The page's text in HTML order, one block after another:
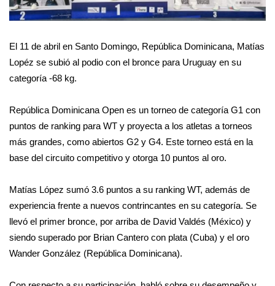
El 11 de abril en Santo Domingo, República Dominicana, Matías
Lopéz se subió al podio con el bronce para Uruguay en su
categoría -68 kg.
República Dominicana Open es un torneo de categoría G1 con
puntos de ranking para WT y proyecta a los atletas a torneos
más grandes, como abiertos G2 y G4. Este torneo está en la
base del circuito competitivo y otorga 10 puntos al oro.
Matías López sumó 3.6 puntos a su ranking WT, además de
experiencia frente a nuevos contrincantes en su categoría. Se
llevó el primer bronce, por arriba de David Valdés (México) y
siendo superado por Brian Cantero con plata (Cuba) y el oro
Wander González (República Dominicana).